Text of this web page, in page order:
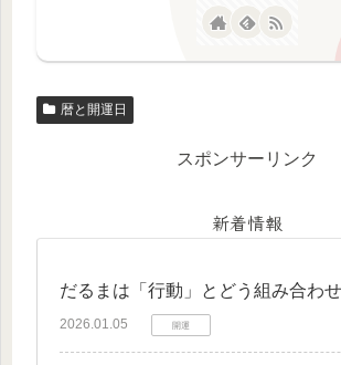
暦と開運日
スポンサーリンク
新着情報
だるまは「行動」とどう組み合わ
2026.01.05 開運